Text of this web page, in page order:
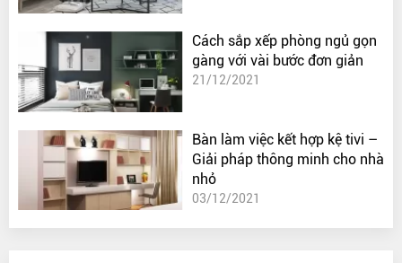
Cách sắp xếp phòng ngủ gọn
gàng với vài bước đơn giản
21/12/2021
Bàn làm việc kết hợp kệ tivi –
Giải pháp thông minh cho nhà
nhỏ
03/12/2021